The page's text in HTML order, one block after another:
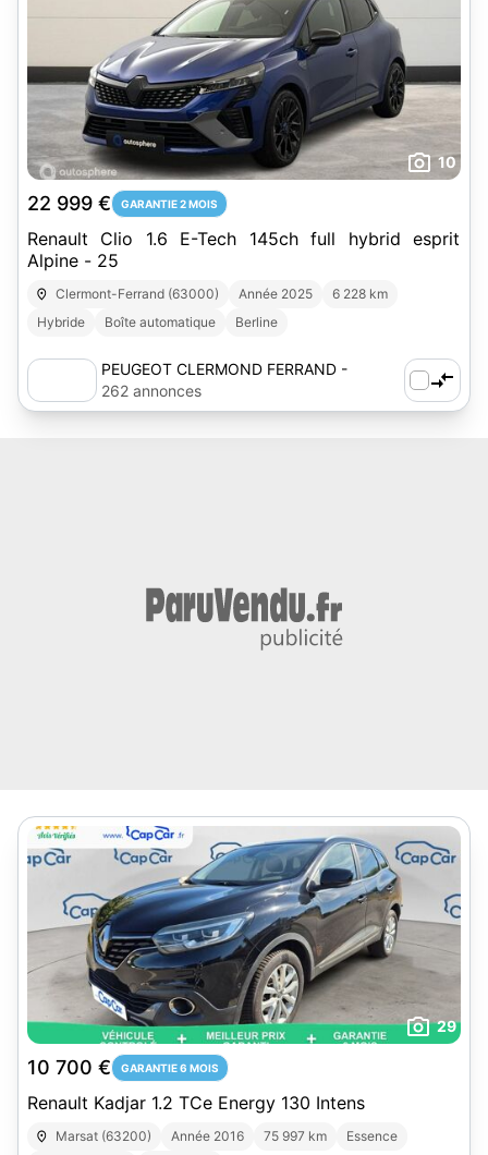
10
22 999 € GARANTIE 2 MOIS
Renault Clio 1.6 E-Tech 145ch full hybrid esprit
Alpine - 25
Clermont-Ferrand (63000) Année 2025
6 228 km
Hybride
Boîte automatique Berline
PEUGEOT CLERMOND FERRAND -
AUTOSPHERE
262 annonces
29
10 700 € GARANTIE 6 MOIS
Renault Kadjar 1.2 TCe Energy 130 Intens
Marsat (63200) Année 2016 75 997 km
Essence